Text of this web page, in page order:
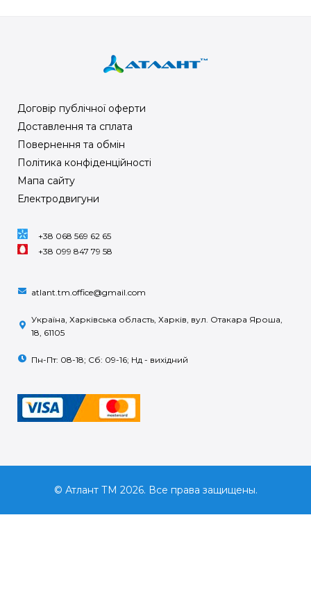
Договір публічної оферти
Доставлення та сплата
Повернення та обмін
Політика конфіденційності
Мапа сайту
Електродвигуни
+38 068 569 62 65
+38 099 847 79 58
atlant.tm.office@gmail.com
Україна, Харківська область, Харків, вул. Отакара Яроша,
18, 61105
Пн-Пт: 08-18; Сб: 09-16; Нд - вихідний
© Атлант ТМ 2026. Все права защищены.